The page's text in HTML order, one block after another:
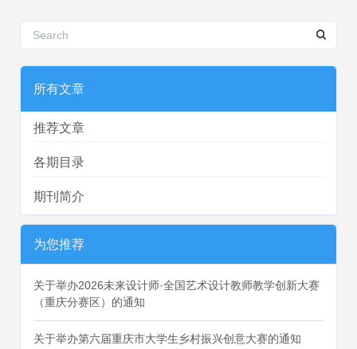
所有文章
推荐文章
各期目录
期刊简介
为您推荐
关于举办2026未来设计师·全国艺术设计教师教学创新大赛
（重庆分赛区）的通知
关于举办第六届重庆市大学生乡村振兴创意大赛的通知